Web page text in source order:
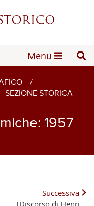
Menu
/
SEZIONE STORICA
1957
Successiva
[Discorso di Henri